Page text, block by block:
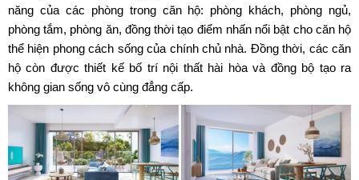
năng của các phòng trong căn hộ: phòng khách, phòng ngủ,
phòng tắm, phòng ăn, đồng thời tạo điểm nhấn nổi bật cho căn hộ
thể hiện phong cách sống của chính chủ nhà. Đồng thời, các căn
hộ còn được thiết kế bố trí nội thất hài hòa và đồng bộ tạo ra
không gian sống vô cùng đẳng cấp.